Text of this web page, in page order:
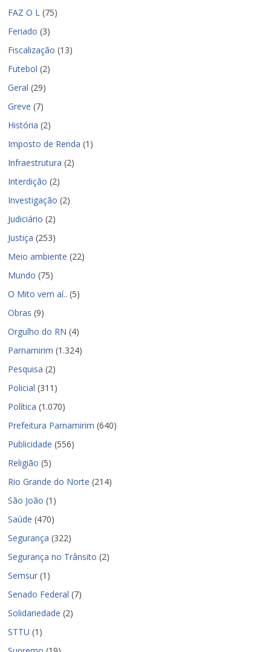
FAZ O L (75)
Feriado (3)
Fiscalização (13)
Futebol (2)
Geral (29)
Greve (7)
História (2)
Imposto de Renda (1)
Infraestrutura (2)
Interdição (2)
Investigação (2)
Judiciário (2)
Justiça (253)
Meio ambiente (22)
Mundo (75)
O Mito vem aí.. (5)
Obras (9)
Orgulho do RN (4)
Parnamirim (1.324)
Pesquisa (2)
Policial (311)
Política (1.070)
Prefeitura Parnamirim (640)
Publicidade (556)
Religião (5)
Rio Grande do Norte (214)
São João (1)
Saúde (470)
Segurança (322)
Segurança no Trânsito (2)
Semsur (1)
Senado Federal (7)
Solidariedade (2)
STTU (1)